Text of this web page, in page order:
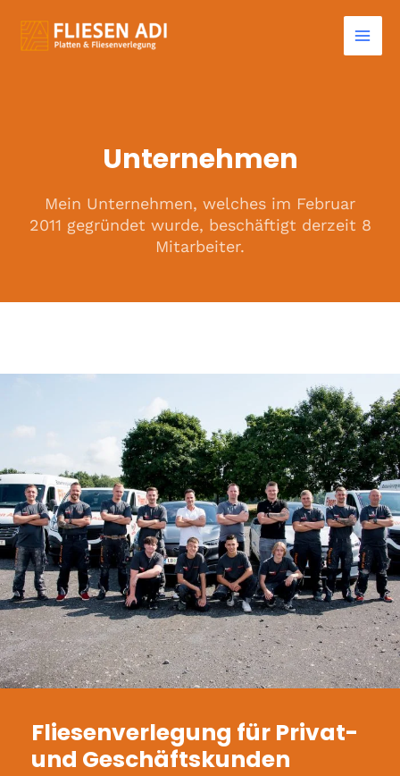
Inhalt
springen
Main
Unternehmen
Mein Unternehmen, welches im Februar
2011 gegründet wurde, beschäftigt derzeit 8
Mitarbeiter.
Fliesenverlegung für Privat-
und Geschäftskunden